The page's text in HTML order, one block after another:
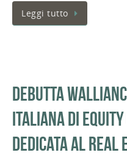
Leggi tutto
Debutta
italiana di
dedicata al real